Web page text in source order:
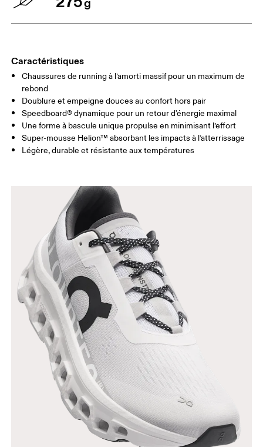
Caractéristiques
Chaussures de running à l’amorti massif pour un maximum de
rebond
Doublure et empeigne douces au confort hors pair
Speedboard® dynamique pour un retour d'énergie maximal
Une forme à bascule unique propulse en minimisant l’effort
Super-mousse Helion™ absorbant les impacts à l’atterrissage
Légère, durable et résistante aux températures